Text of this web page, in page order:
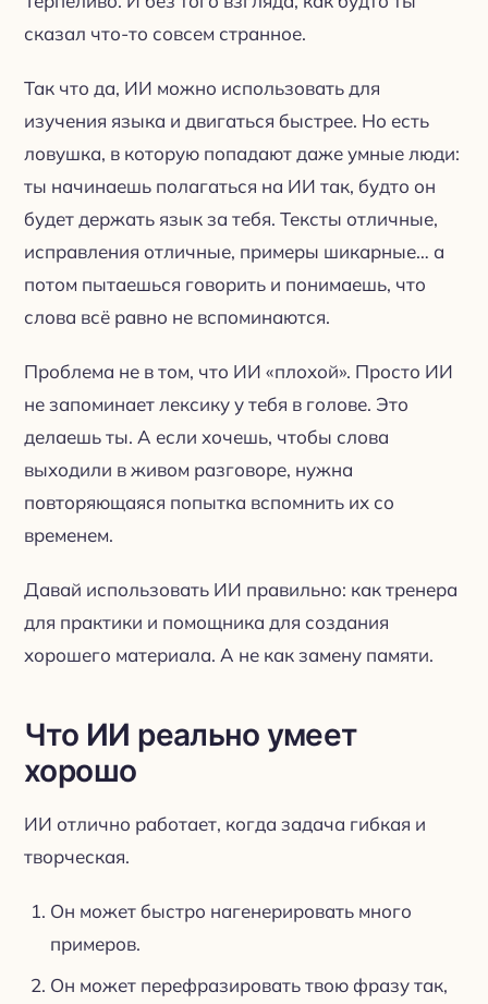
сказал что-то совсем странное.
Так что да, ИИ можно использовать для
изучения языка и двигаться быстрее. Но есть
ловушка, в которую попадают даже умные люди:
ты начинаешь полагаться на ИИ так, будто он
будет держать язык за тебя. Тексты отличные,
исправления отличные, примеры шикарные… а
потом пытаешься говорить и понимаешь, что
слова всё равно не вспоминаются.
Проблема не в том, что ИИ «плохой». Просто ИИ
не запоминает лексику у тебя в голове. Это
делаешь ты. А если хочешь, чтобы слова
выходили в живом разговоре, нужна
повторяющаяся попытка вспомнить их со
временем.
Давай использовать ИИ правильно: как тренера
для практики и помощника для создания
хорошего материала. А не как замену памяти.
Что ИИ реально умеет
хорошо
ИИ отлично работает, когда задача гибкая и
творческая.
Он может быстро нагенерировать много
примеров.
Он может перефразировать твою фразу так,